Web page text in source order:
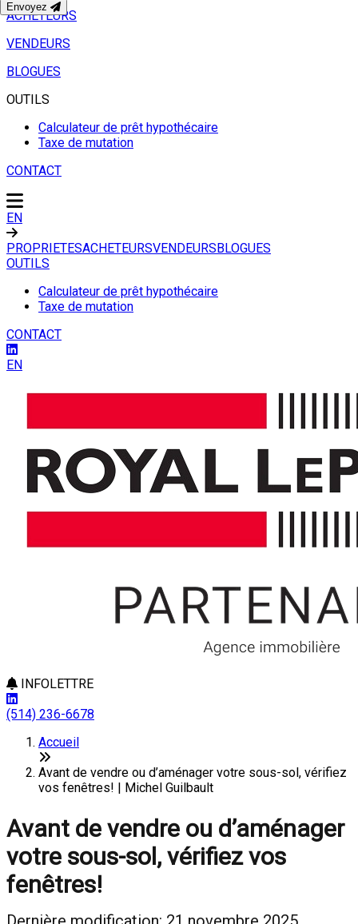
ACHETEURS
VENDEURS
BLOGUES
OUTILS
Calculateur de prêt hypothécaire
Taxe de mutation
CONTACT
EN
PROPRIETESACHETEURSVENDEURSBLOGUES
OUTILS
Calculateur de prêt hypothécaire
Taxe de mutation
CONTACT
EN
INFOLETTRE
(514) 236-6678
Accueil
Avant de vendre ou d’aménager votre sous-sol, vérifiez
vos fenêtres! | Michel Guilbault
Avant de vendre ou d’aménager
votre sous-sol, vérifiez vos
fenêtres!
Envoyez